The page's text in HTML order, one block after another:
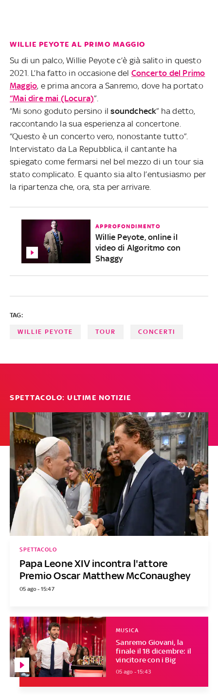
WILLIE PEYOTE AL PRIMO MAGGIO
Su di un palco, Willie Peyote c’è già salito in questo
2021. L’ha fatto in occasione del Concerto del Primo
Maggio, e prima ancora a Sanremo, dove ha portato
“Mai dire mai (Locura)”.
“Mi sono goduto persino ilsoundcheck” ha detto,
raccontando la sua esperienza al concertone.
“Questo è un concerto vero, nonostante tutto”.
Intervistato da La Repubblica, il cantante ha
spiegato come fermarsi nel bel mezzo di un tour sia
stato complicato. E quanto sia alto l’entusiasmo per
la ripartenza che, ora, sta per arrivare.
APPROFONDIMENTO
Willie Peyote, online il
video di Algoritmo con
Shaggy
TAG:
WILLIE PEYOTE TOUR CONCERTI
SPETTACOLO: ULTIME NOTIZIE
Papa Leone XIV incontra l'attore
Premio Oscar Matthew McConaughey
SPETTACOLO
05 ago - 15:47
Sanremo Giovani, la
finale il 18 dicembre: il
vincitore con i Big
MUSICA
05 ago - 15:43